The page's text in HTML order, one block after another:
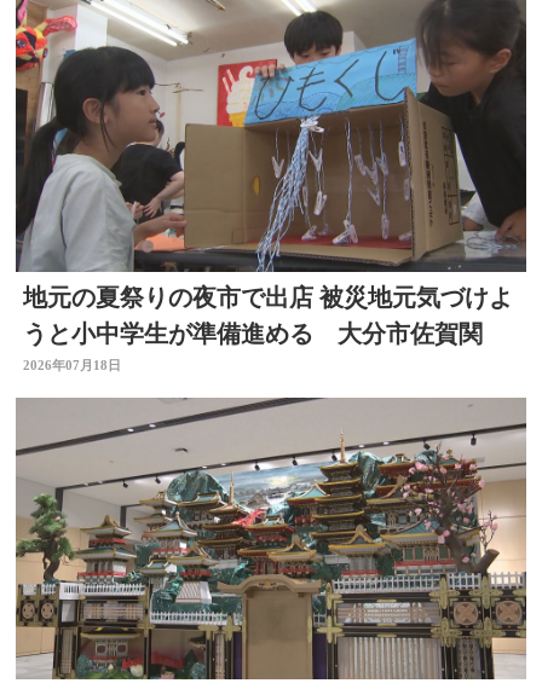
地元の夏祭りの夜市で出店 被災地元気づけよ
うと小中学生が準備進める 大分市佐賀関
2026年07月18日